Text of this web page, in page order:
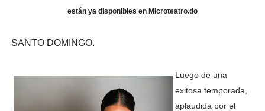
están ya disponibles en Microteatro.do
SANTO DOMINGO.
Luego de una
exitosa temporada,
aplaudida por el